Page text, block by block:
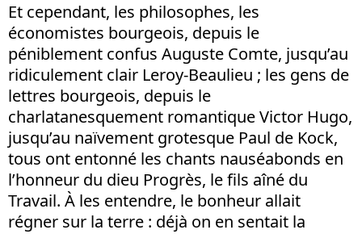
Et cependant, les philosophes, les
économistes bourgeois, depuis le
péniblement confus Auguste Comte, jusqu’au
ridiculement clair Leroy-Beaulieu ; les gens de
lettres bourgeois, depuis le
charlatanesquement romantique Victor Hugo,
jusqu’au naïvement grotesque Paul de Kock,
tous ont entonné les chants nauséabonds en
l’honneur du dieu Progrès, le fils aîné du
Travail. À les entendre, le bonheur allait
régner sur la terre : déjà on en sentait la